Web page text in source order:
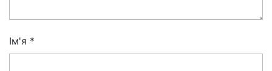
Ім'я *